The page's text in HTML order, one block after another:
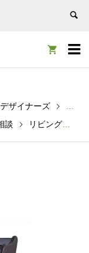


ザイナーズ
談
リビングチェア／デザイナーズ